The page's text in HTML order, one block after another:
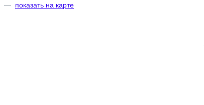
— показать на карте